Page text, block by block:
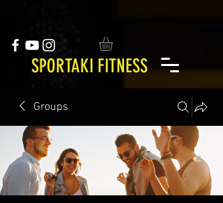
SPORTAKI FITNESS
Groups